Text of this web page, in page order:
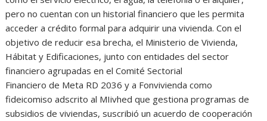
pero no cuentan con un historial financiero que les permita
acceder a crédito formal para adquirir una vivienda. Con el
objetivo de reducir esa brecha, el Ministerio de Vivienda,
Hábitat y Edificaciones, junto con entidades del sector
financiero agrupadas en el Comité Sectorial
Financiero de Meta RD 2036 y a Fonvivienda como
fideicomiso adscrito al MIivhed que gestiona programas de
subsidios de viviendas, suscribió un acuerdo de cooperación